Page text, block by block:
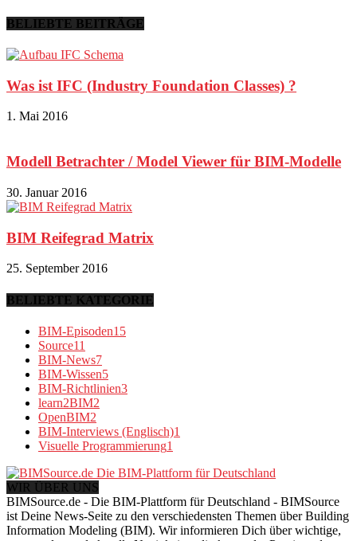
BELIEBTE BEITRÄGE
Was ist IFC (Industry Foundation Classes) ?
1. Mai 2016
Modell Betrachter / Model Viewer für BIM-Modelle
30. Januar 2016
BIM Reifegrad Matrix
25. September 2016
BELIEBTE KATEGORIE
BIM-Episoden15
Source11
BIM-News7
BIM-Wissen5
BIM-Richtlinien3
learn2BIM2
OpenBIM2
BIM-Interviews (Englisch)1
Visuelle Programmierung1
WIR ÜBER UNS
BIMSource.de - Die BIM-Plattform für Deutschland - BIMSource
ist Deine News-Seite zu den verschiedensten Themen über Building
Information Modeling (BIM). Wir informieren Dich über wichtige,